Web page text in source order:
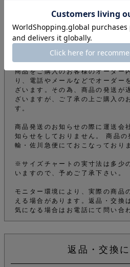
メールフィルターの設定をされて
に変更して頂かないと届かないの
オンラインショップの商品は実店
ご注文確定後でもタイミングによ
ます。できる限りそのようなこと
すが、予めご了承下さい。
商品をご購入のお客様のオーダー
り、電話やメールなどでオーダー
ざいます。その為、商品の発送が
ざいますが、ご了承の上ご購入の
す。
商品発送のお知らせの際に運送会
知らせをしておりません。 商品の
輸・佐川急便にておこなっており
※サイズチャートの実寸法は多少
いますので、予めご了承下さい。
モニター環境により、実際の商品
える場合があります。返品・交換
気になる場合はお電話にて問い合
返品・交換